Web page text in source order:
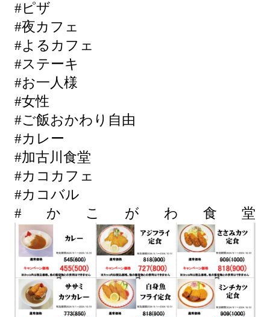
#ピザ
#夜カフェ
#よるカフェ
#ステーキ
#お一人様
#女性
#ご飯おかわり自由
#カレー
#加古川食堂
#カコカフェ
#カコバル
#かこがわ食堂